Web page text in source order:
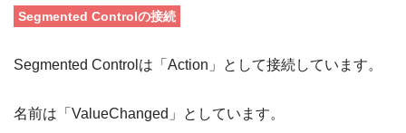
Segmented Controlの接続
Segmented Controlは「Action」として接続しています。
名前は「ValueChanged」としています。